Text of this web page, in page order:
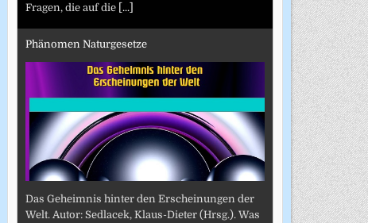
Fragen, die auf die [...]
Phänomen Naturgesetze
Das Geheimnis hinter den Erscheinungen der
Welt. Autor: Sedlacek, Klaus-Dieter (Hrsg.). Was